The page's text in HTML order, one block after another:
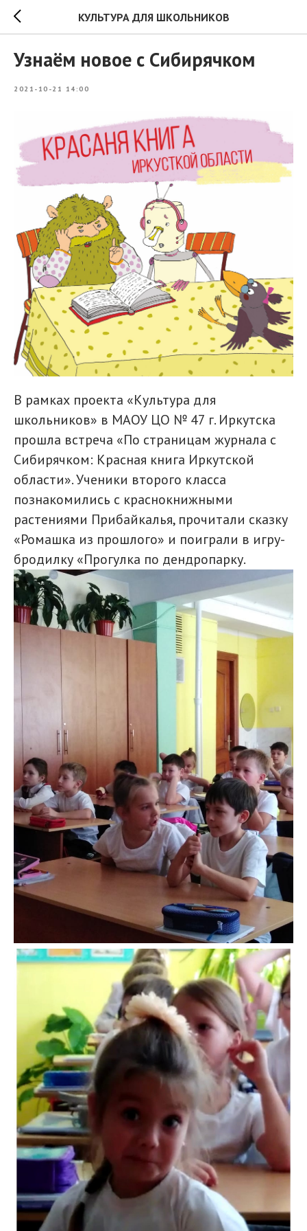
КУЛЬТУРА ДЛЯ ШКОЛЬНИКОВ
Узнаём новое с Сибирячком
2021-10-21 14:00
В рамках проекта «Культура для
школьников» в МАОУ ЦО № 47 г. Иркутска
прошла встреча «По страницам журнала с
Сибирячком: Красная книга Иркутской
области». Ученики второго класса
познакомились с краснокнижными
растениями Прибайкалья, прочитали сказку
«Ромашка из прошлого» и поиграли в игру-
бродилку «Прогулка по дендропарку.